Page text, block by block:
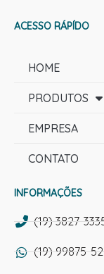
ACESSO RÁPÍDO
HOME
PRODUTOS
EMPRESA
CONTATO
INFORMAÇÕES
(19) 3827-
(19) 99875-